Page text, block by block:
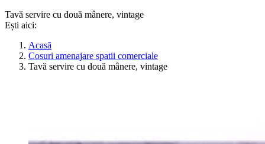
Tavă servire cu două mânere, vintage
Ești aici:
Acasă
Cosuri amenajare spatii comerciale
Tavă servire cu două mânere, vintage